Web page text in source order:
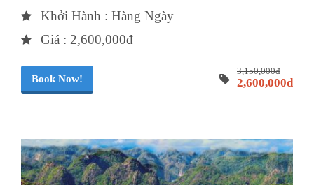
Khởi Hành : Hàng Ngày
Giá : 2,600,000đ
Book Now!
3,150,000đ
2,600,000đ